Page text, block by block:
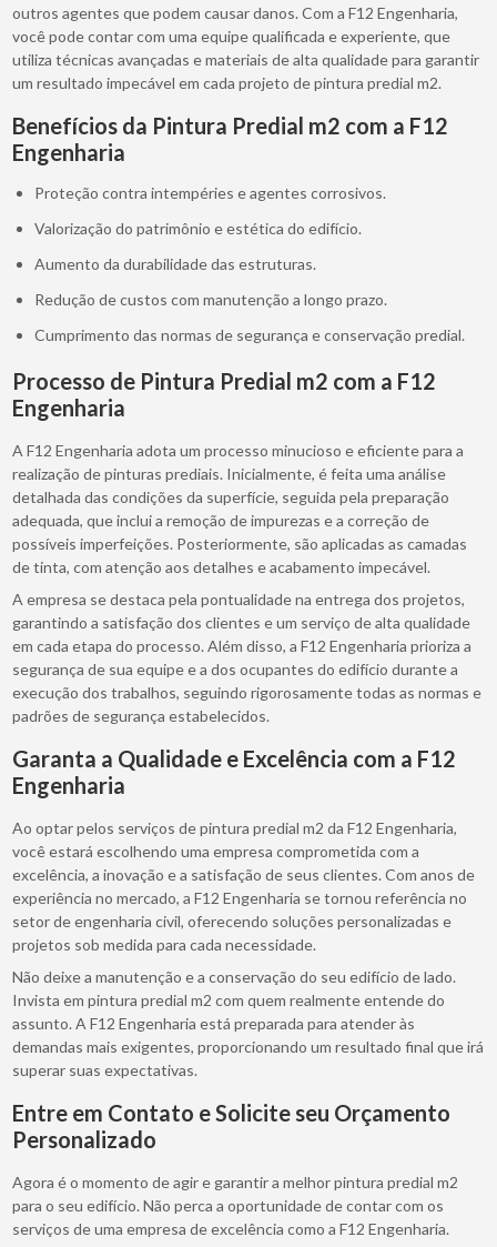
outros agentes que podem causar danos. Com a F12 Engenharia,
você pode contar com uma equipe qualificada e experiente, que
utiliza técnicas avançadas e materiais de alta qualidade para garantir
um resultado impecável em cada projeto de pintura predial m2.
Benefícios da Pintura Predial m2 com a F12
Engenharia
Proteção contra intempéries e agentes corrosivos.
Valorização do patrimônio e estética do edifício.
Aumento da durabilidade das estruturas.
Redução de custos com manutenção a longo prazo.
Cumprimento das normas de segurança e conservação predial.
Processo de Pintura Predial m2 com a F12
Engenharia
A F12 Engenharia adota um processo minucioso e eficiente para a
realização de pinturas prediais. Inicialmente, é feita uma análise
detalhada das condições da superfície, seguida pela preparação
adequada, que inclui a remoção de impurezas e a correção de
possíveis imperfeições. Posteriormente, são aplicadas as camadas
de tinta, com atenção aos detalhes e acabamento impecável.
A empresa se destaca pela pontualidade na entrega dos projetos,
garantindo a satisfação dos clientes e um serviço de alta qualidade
em cada etapa do processo. Além disso, a F12 Engenharia prioriza a
segurança de sua equipe e a dos ocupantes do edifício durante a
execução dos trabalhos, seguindo rigorosamente todas as normas e
padrões de segurança estabelecidos.
Garanta a Qualidade e Excelência com a F12
Engenharia
Ao optar pelos serviços de pintura predial m2 da F12 Engenharia,
você estará escolhendo uma empresa comprometida com a
excelência, a inovação e a satisfação de seus clientes. Com anos de
experiência no mercado, a F12 Engenharia se tornou referência no
setor de engenharia civil, oferecendo soluções personalizadas e
projetos sob medida para cada necessidade.
Não deixe a manutenção e a conservação do seu edifício de lado.
Invista em pintura predial m2 com quem realmente entende do
assunto. A F12 Engenharia está preparada para atender às
demandas mais exigentes, proporcionando um resultado final que irá
superar suas expectativas.
Entre em Contato e Solicite seu Orçamento
Personalizado
Agora é o momento de agir e garantir a melhor pintura predial m2
para o seu edifício. Não perca a oportunidade de contar com os
serviços de uma empresa de excelência como a F12 Engenharia.